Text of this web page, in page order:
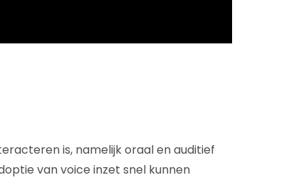
is, namelijk oraal en auditief
van voice inzet snel kunnen